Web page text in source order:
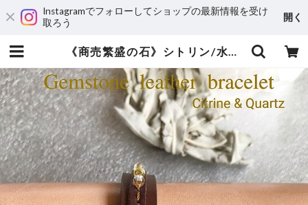
Instagramでフォローしてショップの最新情報を受け
取ろう
開く
《商売繁盛の石》シトリン/水晶 | 運気アップ・風水オーダーメイドのレザーブレスレット専門店JunStyle